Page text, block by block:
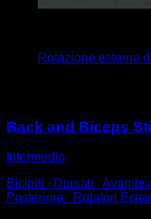
Rotazione esterna
Back and Biceps
Intermedio
Bicipiti ∙ Dorsali ∙
Posteriore ∙ Rotatori